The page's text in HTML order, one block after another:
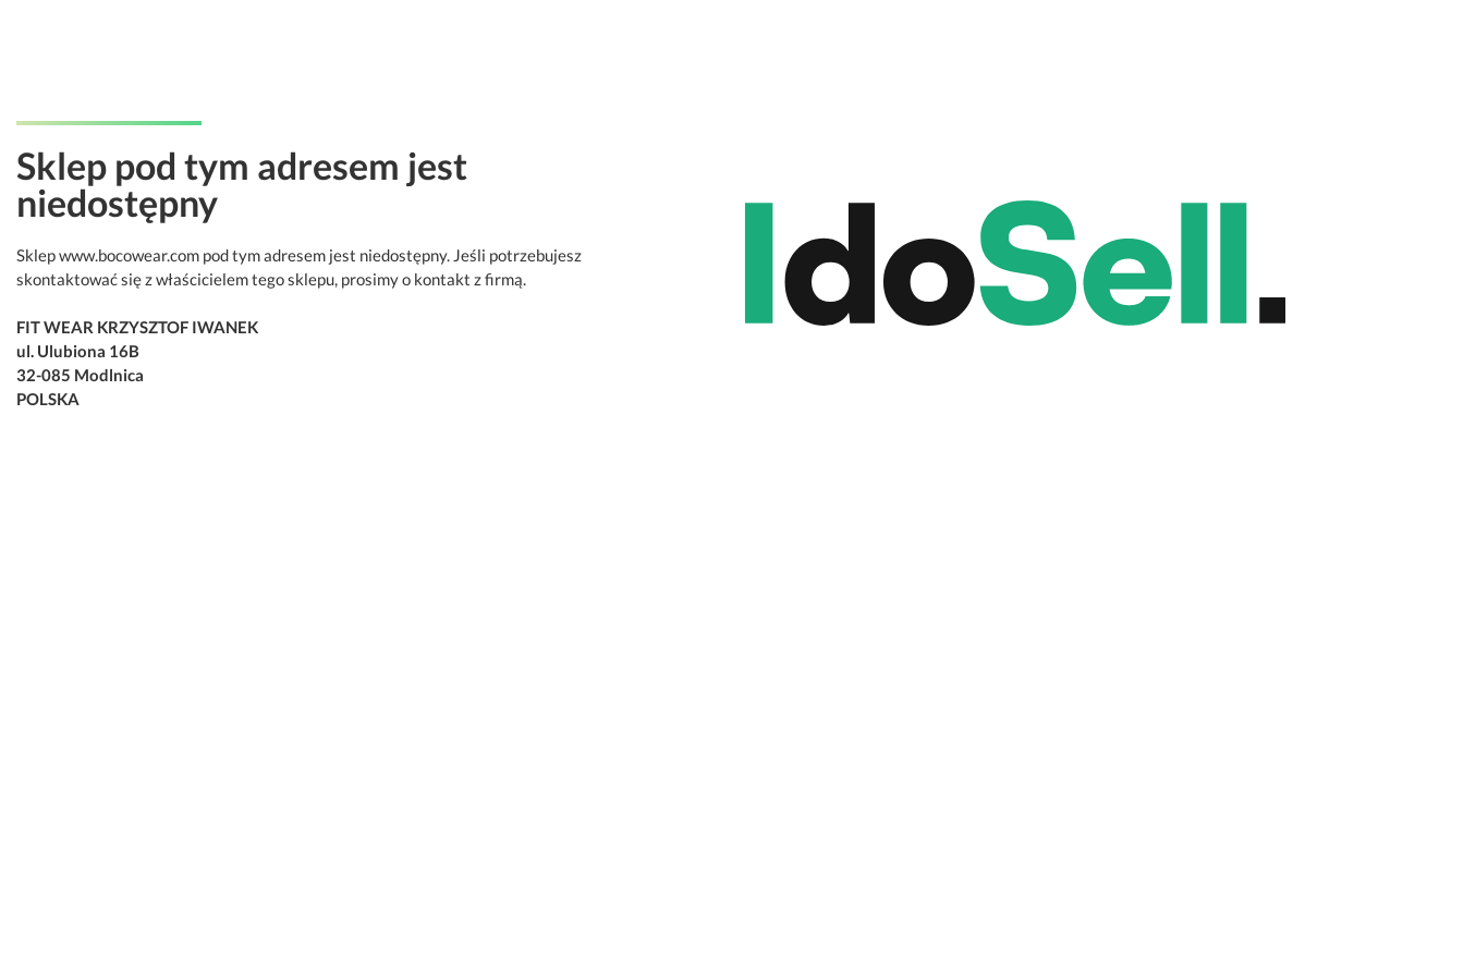
Sklep pod tym adresem jest
niedostępny
Sklep www.bocowear.com pod tym adresem jest niedostępny. Jeśli potrzebujesz
skontaktować się z właścicielem tego sklepu, prosimy o kontakt z firmą.
FIT WEAR KRZYSZTOF IWANEK
ul. Ulubiona 16B
32-085 Modlnica
POLSKA